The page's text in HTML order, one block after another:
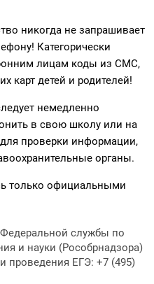
никогда не запрашивает
Категорически
лицам коды из СМС,
карт детей и родителей!
немедленно
в свою школу или на
проверки информации,
органы.
только официальными
службы по
и науки (Рособрнадзора)
проведения ЕГЭ: +7 (495)